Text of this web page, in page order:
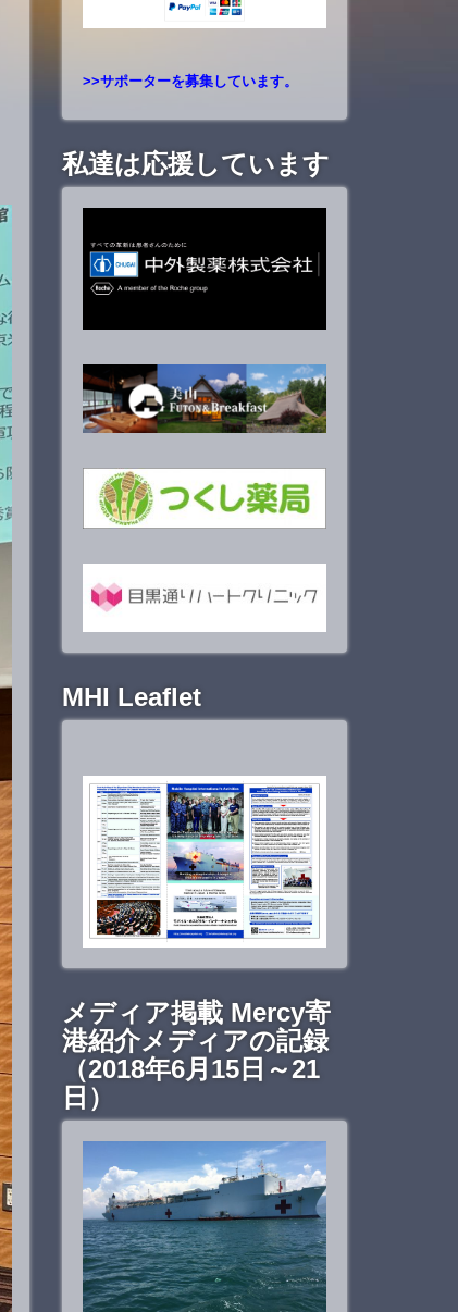
>>サポーターを募集しています。
私達は応援しています
MHI Leaflet
メディア掲載 Mercy寄
港紹介メディアの記録
（2018年6月15日～21
日）